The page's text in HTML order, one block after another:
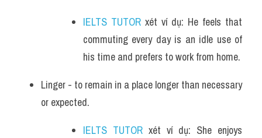
IELTS TUTOR xét ví dụ: He feels that
commuting every day is an idle use of
his time and prefers to work from home.
Linger - to remain in a place longer than necessary
or expected.
IELTS TUTOR xét ví dụ: She enjoys